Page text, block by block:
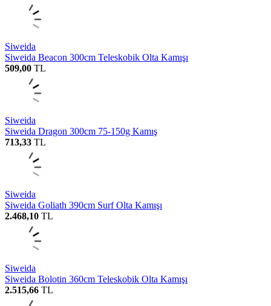
Siweida
Siweida Beacon 300cm Teleskobik Olta Kamışı
509,00 TL
Siweida
Siweida Dragon 300cm 75-150g Kamış
713,33 TL
Siweida
Siweida Goliath 390cm Surf Olta Kamışı
2.468,10 TL
Siweida
Siweida Bolotin 360cm Teleskobik Olta Kamışı
2.515,66 TL